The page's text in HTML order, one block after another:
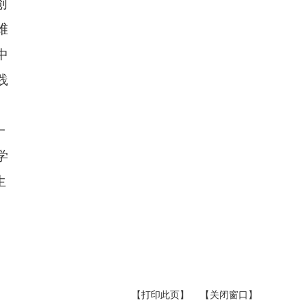
【打印此页】 【关闭窗口】